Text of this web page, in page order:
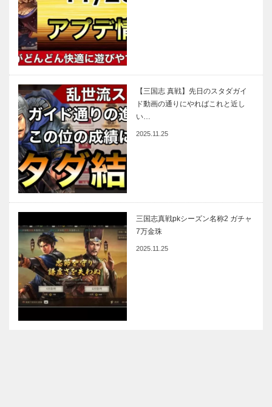
【三国志 真戦】先日のスタダガイ
ド動画の通りにやればこれと近し
い…
2025.11.25
三国志真戦pkシーズン名称2 ガチャ
7万金珠
2025.11.25